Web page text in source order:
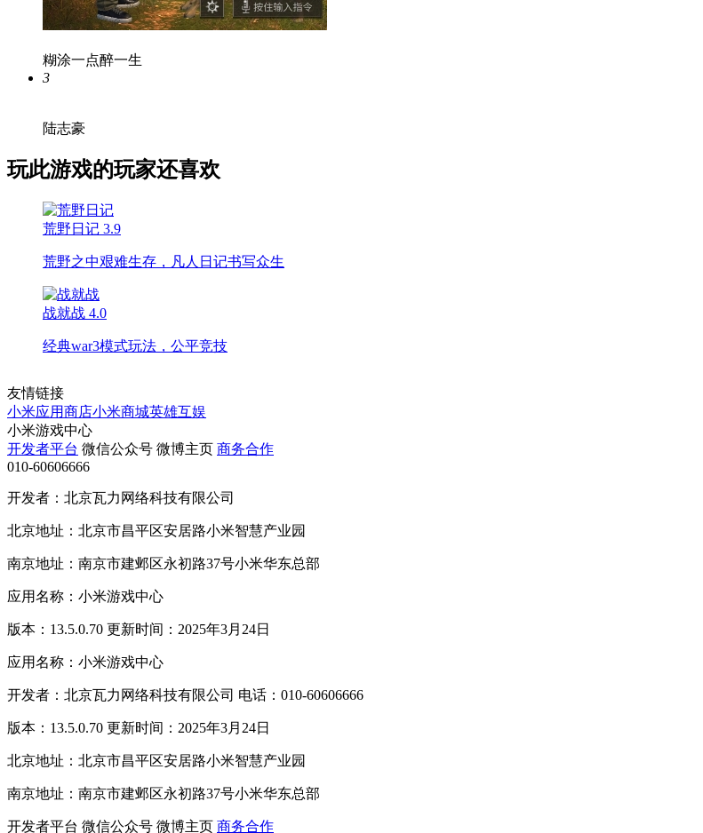
糊涂一点醉一生
3
陆志豪
玩此游戏的玩家还喜欢
荒野日记 3.9
荒野之中艰难生存，凡人日记书写众生
战就战 4.0
经典war3模式玩法，公平竞技
友情链接
小米应用商店小米商城英雄互娱
小米游戏中心
开发者平台 微信公众号 微博主页 商务合作
010-60606666
开发者：北京瓦力网络科技有限公司
北京地址：北京市昌平区安居路小米智慧产业园
南京地址：南京市建邺区永初路37号小米华东总部
应用名称：小米游戏中心
版本：13.5.0.70 更新时间：2025年3月24日
应用名称：小米游戏中心
开发者：北京瓦力网络科技有限公司 电话：010-60606666
版本：13.5.0.70 更新时间：2025年3月24日
北京地址：北京市昌平区安居路小米智慧产业园
南京地址：南京市建邺区永初路37号小米华东总部
开发者平台 微信公众号 微博主页 商务合作